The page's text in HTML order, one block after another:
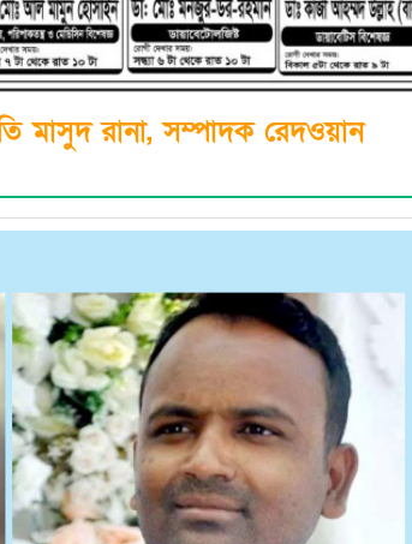
মাসুদ রানা, সম্পাদক রেদওয়ান